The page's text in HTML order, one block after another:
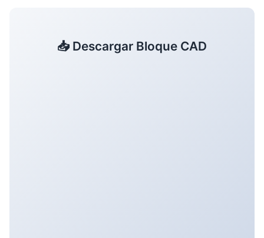
📥 Descargar Bloque CAD